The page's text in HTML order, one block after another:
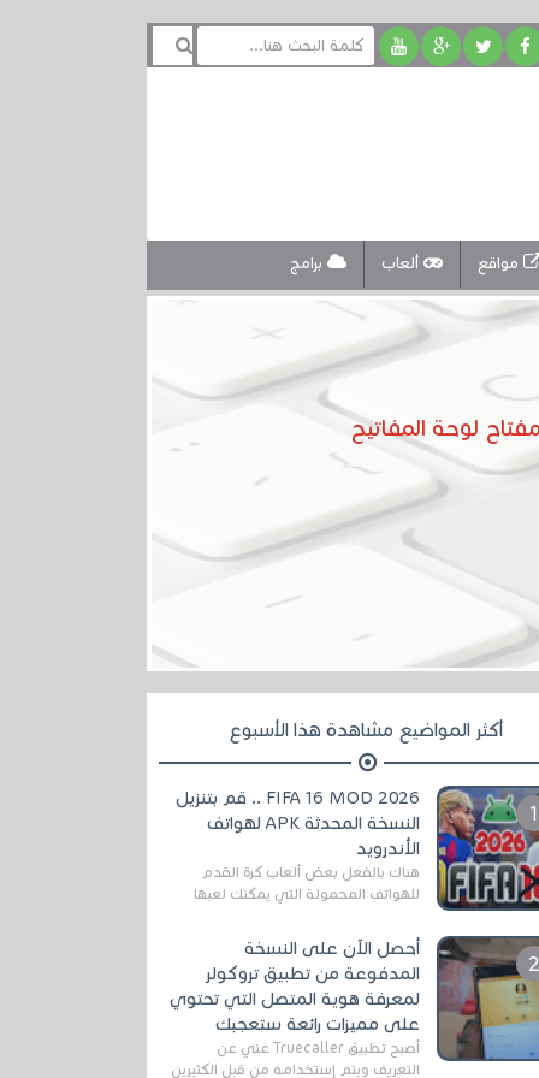
مواقع ألعاب برامج
لوحة المفاتيح
أكثر المواضيع مشاهدة هذا الأسبوع
FIFA 16 MOD 2026 .. قم بتنزيل
النسخة المحدثة APK لهواتف
الأندرويد
هناك بالفعل بعض ألعاب كرة القدم
للهواتف المحمولة التي يمكنك لعبها
مثل EA Sports ...
أحصل الآن على النسخة
المدفوعة من تطبيق تروكولر
لمعرفة هوية المتصل التي تحتوي
على مميزات رائعة ستعجبك
أصبح تطبيق Truecaller غني عن
التعريف ويتم إستخدامه من قبل الكثيرين